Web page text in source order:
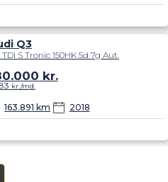
Q3
TDI S Tronic 150HK 5d 7g Aut.
163.891 km 2018
kr.
kr./md.